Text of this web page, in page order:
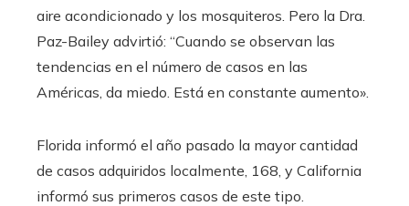
aire acondicionado y los mosquiteros. Pero la Dra.
Paz-Bailey advirtió: “Cuando se observan las
tendencias en el número de casos en las
Américas, da miedo. Está en constante aumento».
Florida informó el año pasado la mayor cantidad
de casos adquiridos localmente, 168, y California
informó sus primeros casos de este tipo.